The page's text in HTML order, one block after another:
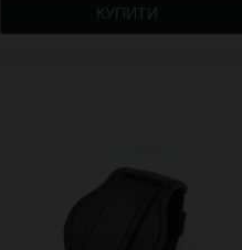
КУПИТИ